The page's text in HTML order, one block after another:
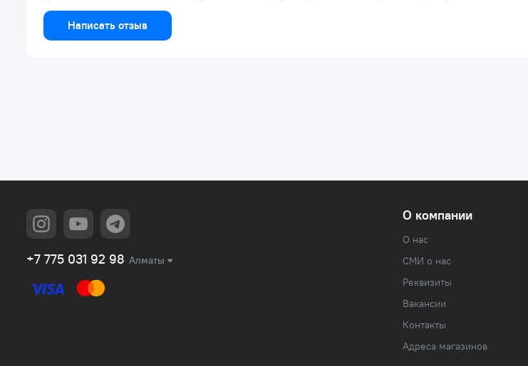
Написать отзыв
+7 775 031 92 98 Алматы
О компании
О нас
СМИ о нас
Реквизиты
Вакансии
Контакты
Адреса магазинов